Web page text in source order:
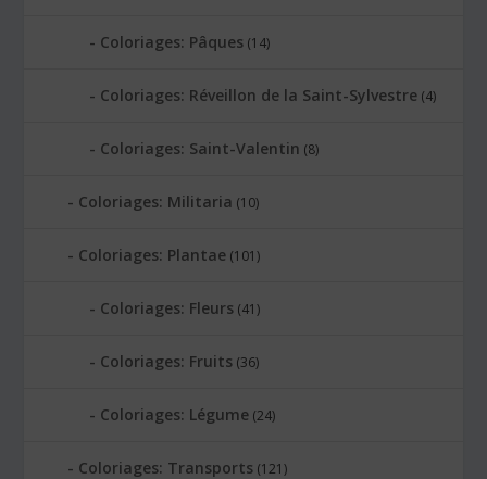
Coloriages: Pâques (14)
Coloriages: Réveillon de la Saint-Sylvestre (4)
Coloriages: Saint-Valentin (8)
Coloriages: Militaria (10)
Coloriages: Plantae (101)
Coloriages: Fleurs (41)
Coloriages: Fruits (36)
Coloriages: Légume (24)
Coloriages: Transports (121)